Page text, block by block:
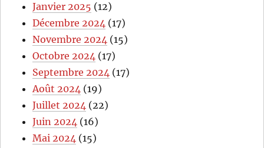
Janvier 2025 (12)
Décembre 2024 (17)
Novembre 2024 (15)
Octobre 2024 (17)
Septembre 2024 (17)
Août 2024 (19)
Juillet 2024 (22)
Juin 2024 (16)
Mai 2024 (15)